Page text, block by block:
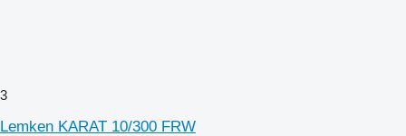
3
Lemken KARAT 10/300 FRW